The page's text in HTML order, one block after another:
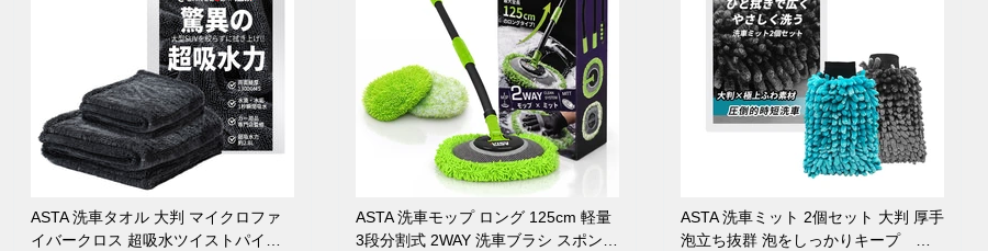
ASTA 洗車タオル 大判 マイクロファ
イバークロス 超吸水ツイストパイル
ASTA 洗車モップ ロング 125cm 軽量
3段分割式 2WAY 洗車ブラシ スポンジ
ASTA 洗車ミット 2個セット 大判 厚手
泡立ち抜群 泡をしっかりキープ 洗